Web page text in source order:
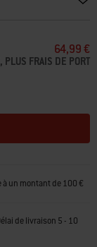
64,99 €
PLUS FRAIS DE PORT
un montant de 100 €
de livraison 5 - 10